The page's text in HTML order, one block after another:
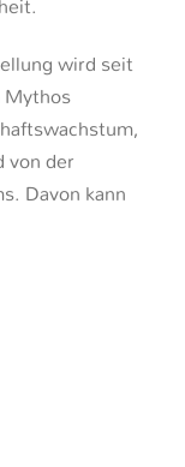
wird seit
der
Davon kann